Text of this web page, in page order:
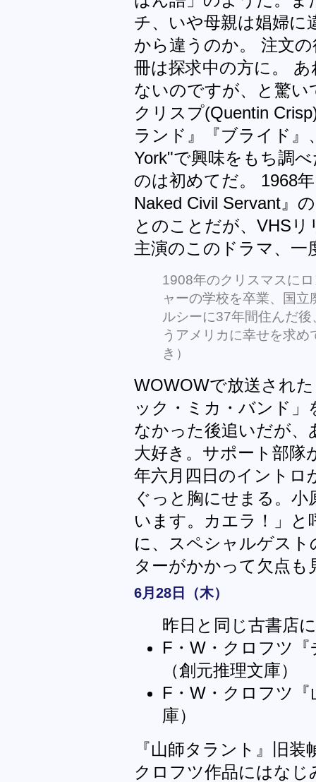
チ、いや母親は娼婦に
から違うのか。 注文
冊は探求中の方に。
ないのですが、と驚
クリスプ(Quentin
ランド』『ブライド』
York"で興味をもち調
のは初めてだ。 1968
Naked Civil Servant』
とのことだが、VHS
主演のこのドラマ、一
1908年のクリスマスに
ャーの学校を卒業、国
ルシーに37年間住んだ後
うアメリカに幸せを求
き）
WOWOWで放送され
ック・ミカ・バンド
なかった後追いだが
大好き。サポート部隊
年六月四日のイントロ
ぐっと胸にせまる。
います。カエラ！」と
に、スペシャルゲスト
ターがかかって欠点
6月28日（木）
昨日と同じ古書店
F・W・クロフツ
（創元推理文庫）
F・W・クロフツ
庫）
『山師タラント』旧
クロフツ作品にはな